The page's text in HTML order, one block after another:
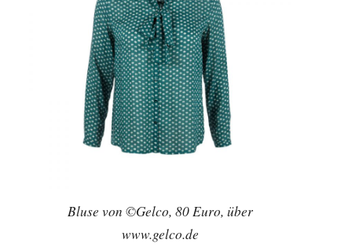
Bluse von ©Gelco, 80 Euro, über
www.gelco.de